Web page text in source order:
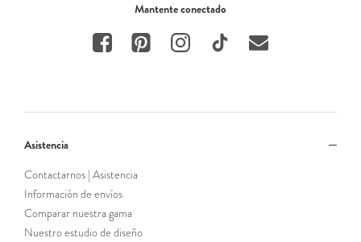
Mantente conectado
Asistencia
Contactarnos | Asistencia
Información de envíos
Comparar nuestra gama
Nuestro estudio de diseño